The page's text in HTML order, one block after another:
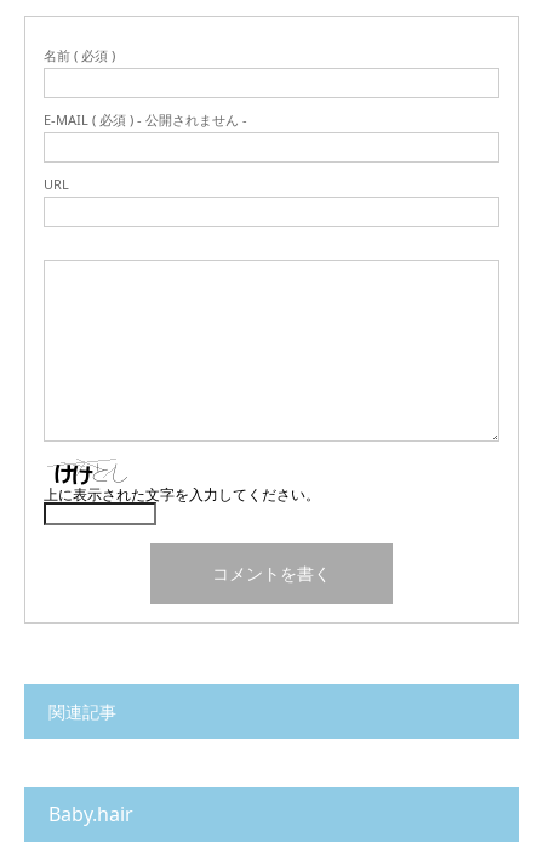
名前 ( 必須 )
E-MAIL ( 必須 ) - 公開されません -
URL
上に表示された文字を入力してください。
関連記事
Baby.hair